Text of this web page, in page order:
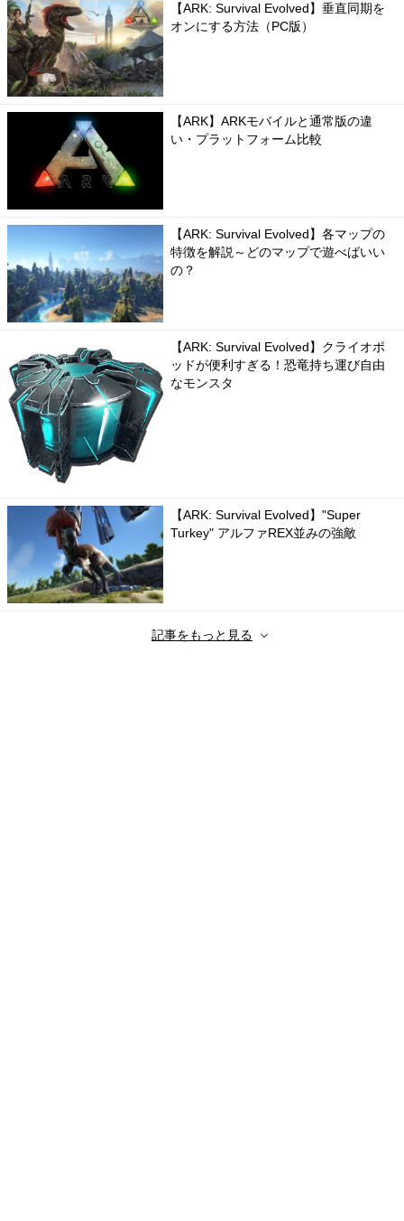
【ARK: Survival Evolved】垂直同期を
オンにする方法（PC版）
【ARK】ARKモバイルと通常版の違
い・プラットフォーム比較
【ARK: Survival Evolved】各マップの
特徴を解説～どのマップで遊べばいい
の？
【ARK: Survival Evolved】クライオポ
ッドが便利すぎる！恐竜持ち運び自由
なモンスタ
【ARK: Survival Evolved】"Super
Turkey" アルファREX並みの強敵
記事をもっと見る